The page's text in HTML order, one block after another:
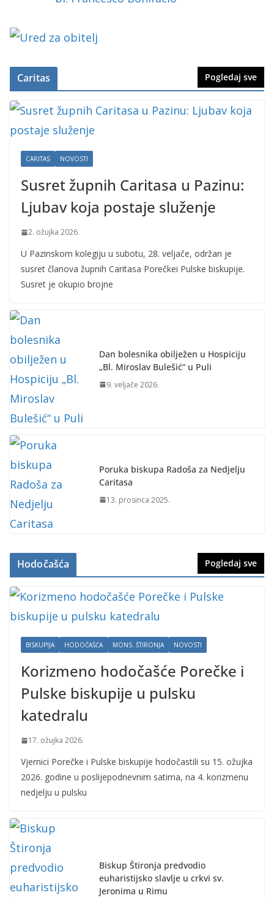
Caritas Pogledaj sve
CARITAS NOVOSTI
Susret župnih Caritasa u Pazinu:
Ljubav koja postaje služenje
2. ožujka 2026.
U Pazinskom kolegiju u subotu, 28. veljače, održan je
susret članova župnih Caritasa Porečkei Pulske biskupije.
Susret je okupio brojne
Dan bolesnika obilježen u Hospiciju
„Bl. Miroslav Bulešić“ u Puli
9. veljače 2026.
Poruka biskupa Radoša za Nedjelju
Caritasa
13. prosinca 2025.
Hodočašća Pogledaj sve
BISKUPIJA HODOČAŠĆA MONS. ŠTIRONJA NOVOSTI
Korizmeno hodočašće Porečke i
Pulske biskupije u pulsku
katedralu
17. ožujka 2026.
Vjernici Porečke i Pulske biskupije hodočastili su 15. ožujka
2026. godine u poslijepodnevnim satima, na 4. korizmenu
nedjelju u pulsku
Biskup Štironja predvodio
euharistijsko slavlje u crkvi sv.
Jeronima u Rimu